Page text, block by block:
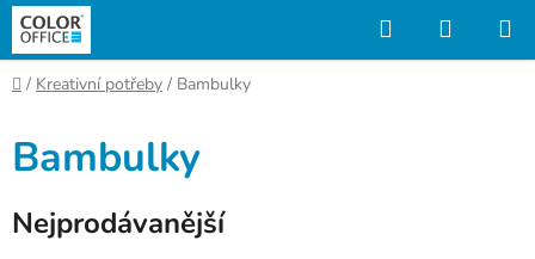
Přejít
obsah
Hledat
KOŠÍK
Domů
/ Kreativní potřeby / Bambulky
Bambulky
Nejprodávanější